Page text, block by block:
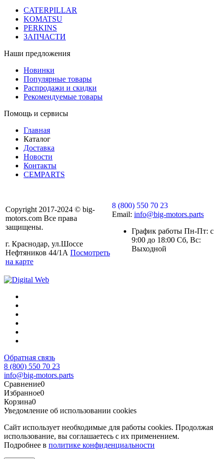
CATERPILLAR
KOMATSU
PERKINS
ЗАПЧАСТИ
Наши предложения
Новинки
Популярные товары
Распродажи и скидки
Рекомендуемые товары
Помощь и сервисы
Главная
Каталог
Доставка
Новости
Контакты
CEMPARTS
Copyright 2017-2024 © big-
motors.com Все права
защищены.
г. Краснодар, ул.Шоссе
Нефтяников 44/1А Посмотреть
на карте
8 (800) 550 70 23
Email: info@big-motors.parts
График работы Пн-Пт: с
9:00 до 18:00 Сб, Вс:
Выходной
Обратная связь
8 (800) 550 70 23
info@big-motors.parts
Сравнение0
Избранное0
Корзина0
Уведомление об использовании cookies
Сайт использует необходимые для работы cookies. Продолжая
использование, вы соглашаетесь с их применением.
Подробнее в политике конфиденциальности